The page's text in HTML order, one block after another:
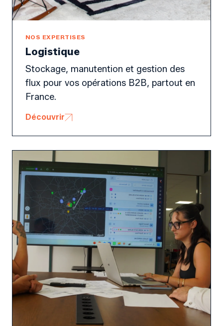
NOS EXPERTISES
Logistique
Stockage, manutention et gestion des
flux pour vos opérations B2B, partout en
France.
Découvrir